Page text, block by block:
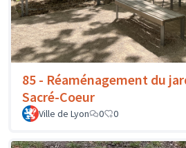
85 - Réaménagement du
Sacré-Coeur
Ville de Lyon 0 0